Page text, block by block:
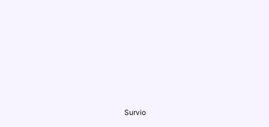
Survio